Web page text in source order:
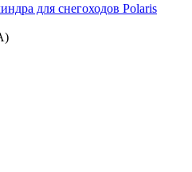
для снегоходов Polaris